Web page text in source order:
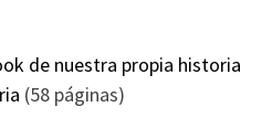
de nuestra propia historia
(58 páginas)